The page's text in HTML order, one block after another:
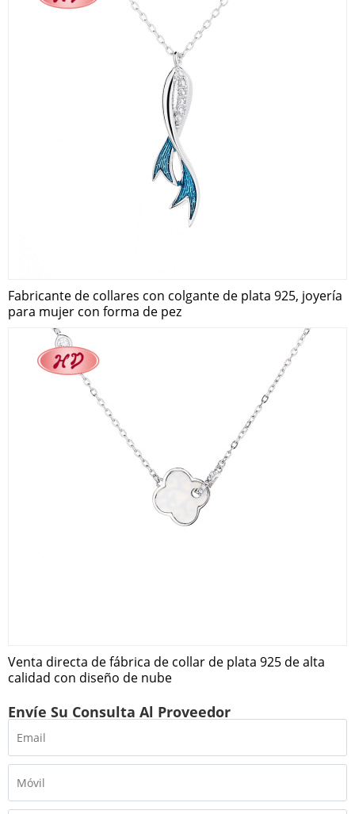
Fabricante de collares con colgante de plata 925, joyería
para mujer con forma de pez
Venta directa de fábrica de collar de plata 925 de alta
calidad con diseño de nube
Envíe Su Consulta Al Proveedor